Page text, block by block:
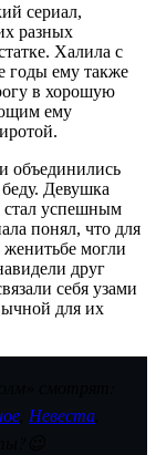
сериал,
разных
Халила с
годы ему также
в хорошую
ему
объединились
Девушка
стал успешным
понял, что для
могли
друг
себя узами
для их
Невеста